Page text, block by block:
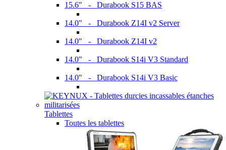
15.6" - Durabook S15 BAS
14.0" - Durabook Z14I v2 Server
14.0" - Durabook Z14I v2
14.0" - Durabook S14i V3 Standard
14.0" - Durabook S14i V3 Basic
Tablettes
Toutes les tablettes